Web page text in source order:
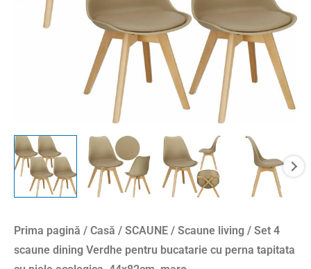
Prima pagină / Casă / SCAUNE / Scaune living / Set 4
scaune dining Verdhe pentru bucatarie cu perna tapitata